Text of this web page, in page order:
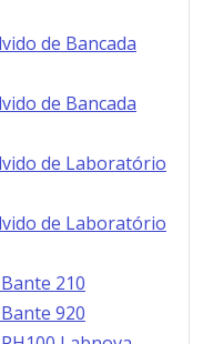
de Bancada
de Bancada
de Laboratório
de Laboratório
210
920